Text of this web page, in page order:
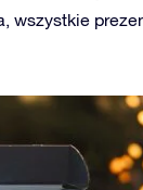
wszystkie